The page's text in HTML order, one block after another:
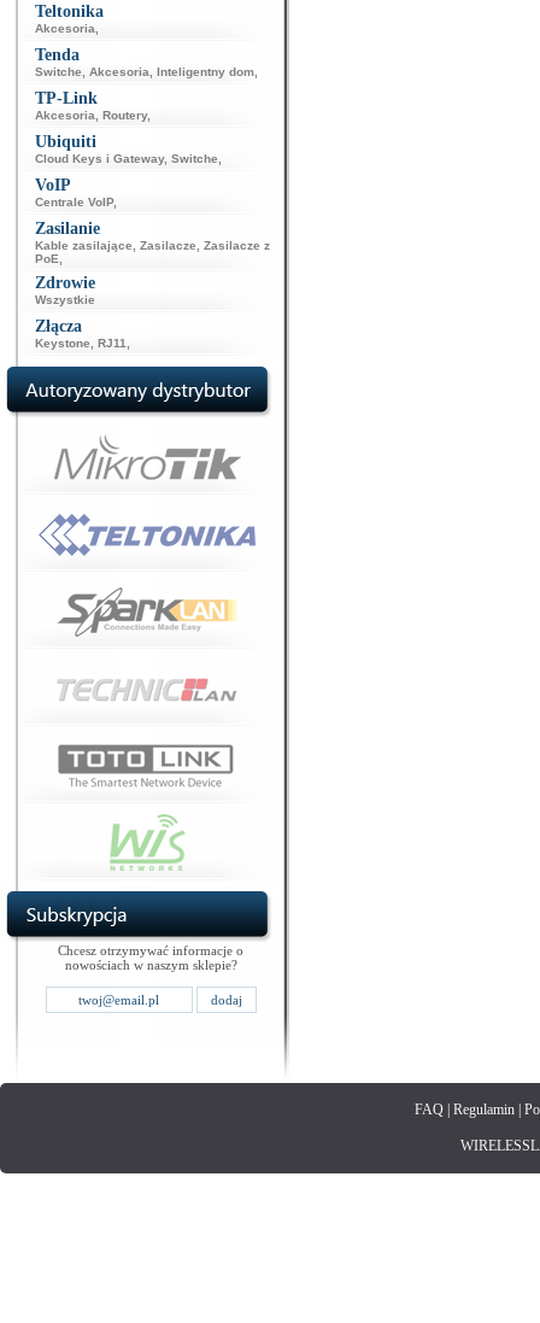
Teltonika
Akcesoria
Tenda
Switche Akcesoria Inteligentny dom
TP-Link
Akcesoria Routery,
Ubiquiti
Cloud Keys i Gateway, Switche
VoIP
Centrale VoIP,
Zasilanie
Kable zasilające Zasilacze
Zasilacze z
PoE
Zdrowie
Wszystkie
Złącza
Keystone RJ11
Chcesz otrzymywać informacje o
nowościach w naszym sklepie?
FAQ| Regulamin|